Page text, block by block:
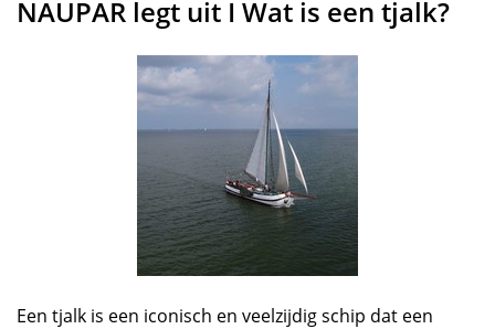
NAUPAR legt uit I Wat is een tjalk?
Een tjalk is een iconisch en veelzijdig schip dat een